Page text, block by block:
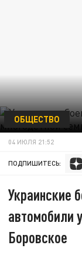
ОБЩЕСТВО
04 ИЮЛЯ 21:52
ПОДПИШИТЕСЬ:
Украинские
автомобили
Боровское